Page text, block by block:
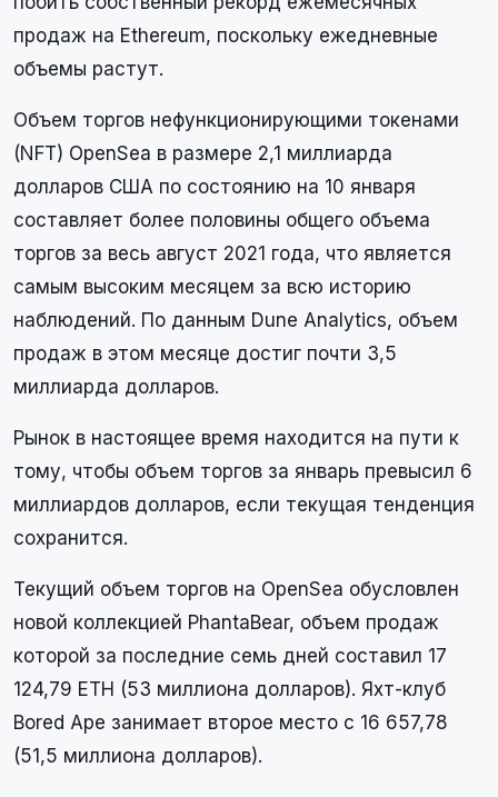
продаж на Ethereum, поскольку ежедневные
объемы растут.
Объем торгов нефункционирующими токенами
(NFT) OpenSea в размере 2,1 миллиарда
долларов США по состоянию на 10 января
составляет более половины общего объема
торгов за весь август 2021 года, что является
самым высоким месяцем за всю историю
наблюдений. По данным Dune Analytics, объем
продаж в этом месяце достиг почти 3,5
миллиарда долларов.
Рынок в настоящее время находится на пути к
тому, чтобы объем торгов за январь превысил 6
миллиардов долларов, если текущая тенденция
сохранится.
Текущий объем торгов на OpenSea обусловлен
новой коллекцией PhantaBear, объем продаж
которой за последние семь дней составил 17
124,79 ETH (53 миллиона долларов). Яхт-клуб
Bored Ape занимает второе место с 16 657,78
(51,5 миллиона долларов).